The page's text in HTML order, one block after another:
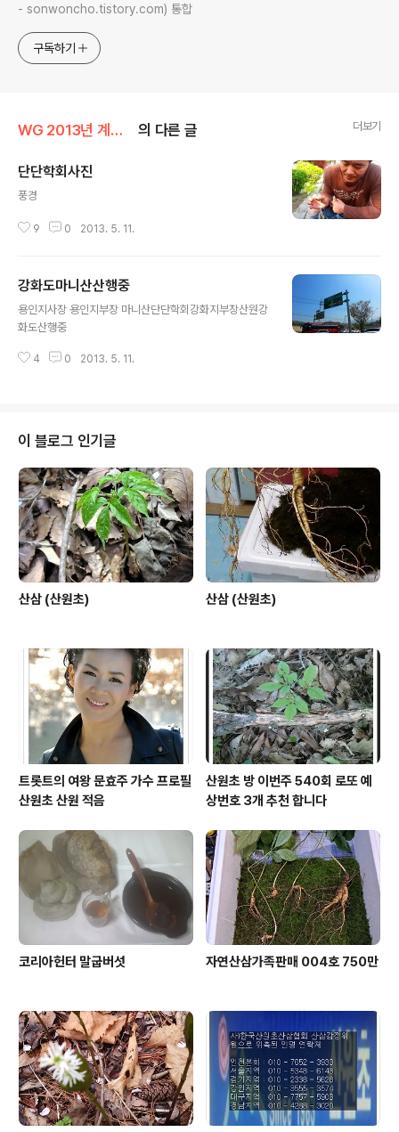
- sonwoncho.tistory.com) 통합
구독하기
WG 2013년 계사년 기록 의 다른 글 더보기
단단학회사진
풍경
9 0 2013. 5. 11.
강화도마니산산행중
용인지사장 용인지부장 마니산단단학회강화지부장산원강
화도산행중
4 0 2013. 5. 11.
이 블로그 인기글
산삼 (산원초) 산삼 (산원초)
트롯트의 여왕 문효주 가수 프로필
산원초 산원 적음
산원초 방 이번주 540회 로또 예
상번호 3개 추천 합니다
코리아헌터 말굽버섯 자연산삼가족판매 004호 750만